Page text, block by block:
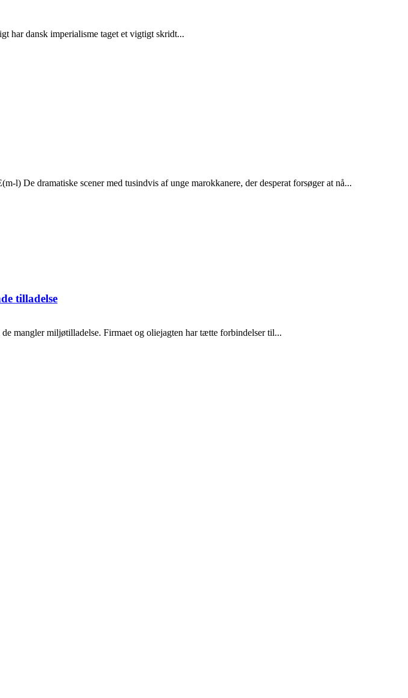
har dansk imperialisme taget et vigtigt skridt...
l) De dramatiske scener med tusindvis af unge marokkanere, der desperat forsøger at nå...
tilladelse
mangler miljøtilladelse. Firmaet og oliejagten har tætte forbindelser til...